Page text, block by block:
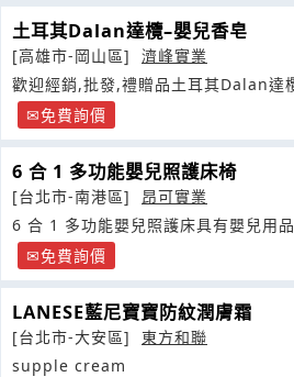
土耳其Dalan達欖–嬰兒香皂
[高雄市-岡山區]
濟峰實業
歡迎經銷,批發,禮贈品土耳其Dalan達
免費詢價
6 合 1 多功能嬰兒照護床椅
[台北市-南港區]
昂可實業
6 合 1 多功能嬰兒照護床具有嬰兒用
納 免費詢價
LANESE藍尼寶寶防紋潤膚霜
[台北市-大安區]
東方和聯
supple cream